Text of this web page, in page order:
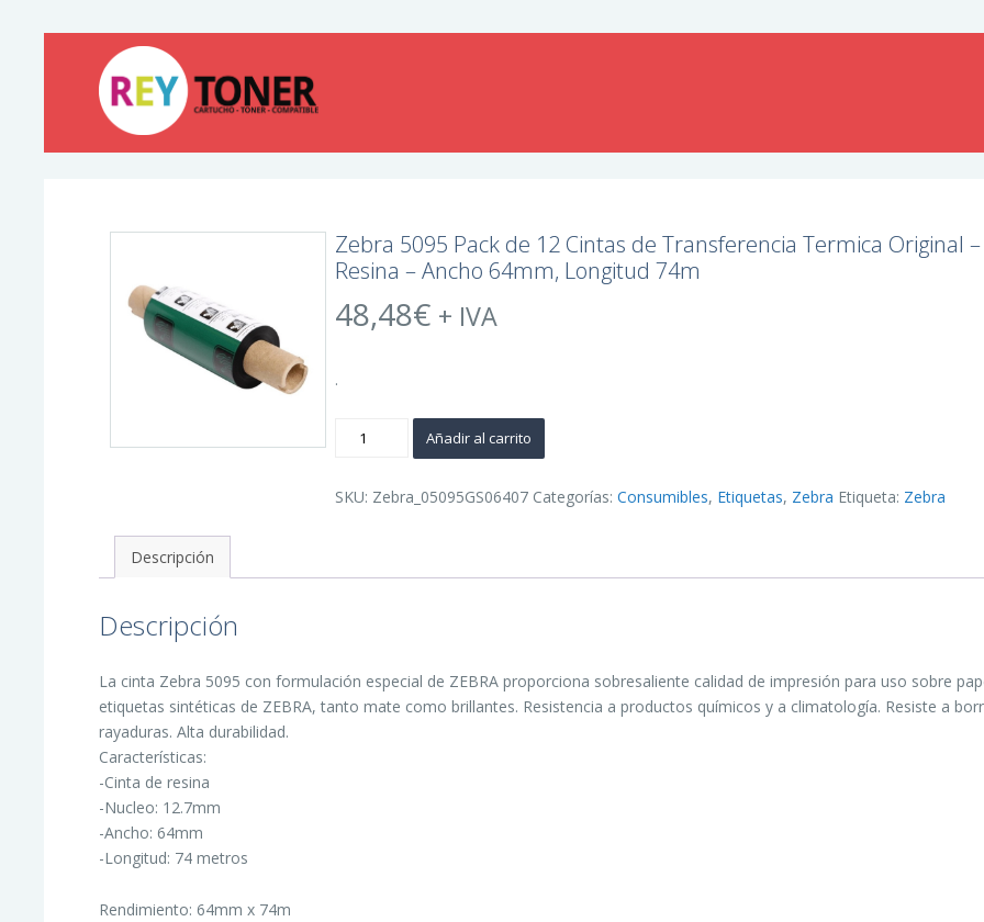
Zebra 5095 Pack de 12 Cintas de Transferencia Termica Original –
Resina – Ancho 64mm, Longitud 74m
48,48€ + IVA
.
5095
Cintas
-
74m
cantidad
Añadir al carrito
SKU: Zebra_05095GS06407 Categorías:Consumibles, Etiquetas, Zebra Etiqueta: Zebra
Descripción
Descripción
La cinta Zebra 5095 con formulación especial de ZEBRA proporciona sobresaliente calidad de impresión para uso sobre
etiquetas sintéticas de ZEBRA, tanto mate como brillantes. Resistencia a productos químicos y a climatología. Resiste a
rayaduras. Alta durabilidad.
Características:
-Cinta de resina
-Nucleo: 12.7mm
-Ancho: 64mm
-Longitud: 74 metros
Rendimiento: 64mm x 74m